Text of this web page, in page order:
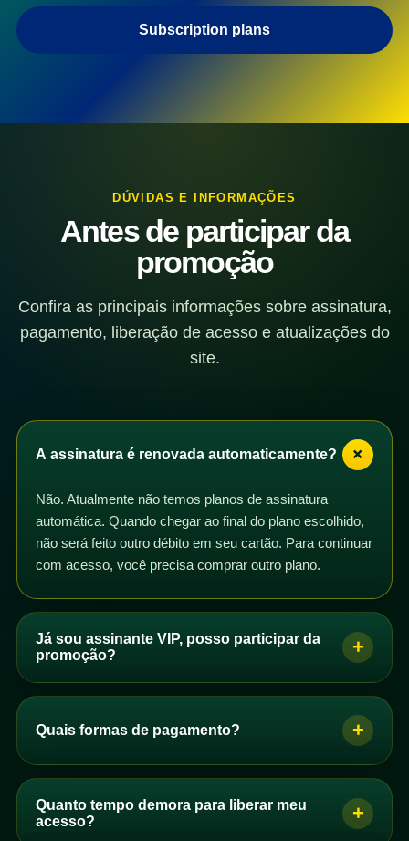
Subscription plans
DÚVIDAS E INFORMAÇÕES
Antes de participar da
promoção
Confira as principais informações sobre assinatura,
pagamento, liberação de acesso e atualizações do
site.
A assinatura é renovada automaticamente? +
Não. Atualmente não temos planos de assinatura
automática. Quando chegar ao final do plano escolhido,
não será feito outro débito em seu cartão. Para continuar
com acesso, você precisa comprar outro plano.
Já sou assinante VIP, posso participar da
promoção?
+
Sim. Se você é assinante VIP com plano mensal,
promoção. Basta comprar um dos planos de acesso e
plano após a confirmação do pagamento.
Você pode comprar quantos planos quiser. Se perceber
Quais formas de pagamento? +
Se você é brasileiro, pode pagar por PIX, boleto ou
cartão de crédito. Se você não é brasileiro, pode
comprar com cartão de crédito.
Quanto tempo demora para liberar meu
acesso?
+